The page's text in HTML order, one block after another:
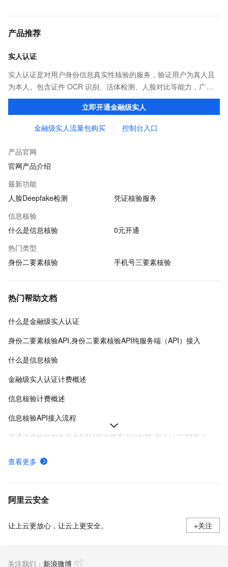
产品推荐
实人认证
实人认证是对用户身份信息真实性核验的服务，验证用户为真人且
为本人。包含证件 OCR 识别、活体检测、人脸对比等能力，广泛
应用于金融、互联网娱乐、网约车出行等行业。
立即开通金融级实人
金融级实人流量包购买 控制台入口
产品官网
官网产品介绍
最新功能
人脸Deepfake检测
凭证核验服务
信息核验
什么是信息核验
0元开通
热门类型
身份二要素核验
手机号三要素核验
热门帮助文档
什么是金融级实人认证
身份二要素核验API,身份二要素核验API纯服务端（API）接入
什么是信息核验
金融级实人认证计费概述
信息核验计费概述
信息核验API接入流程
开通信息核验服务后为RAM用户授予访问权限-实人认证-阿里云
金融级实人认证方案PC&H5网页接入场景服务端SDK集成
如何开通金融级实人认证服务
查看更多
阿里云安全
让上云更放心，让云上更安全。 +关注
关注我们： 新浪微博